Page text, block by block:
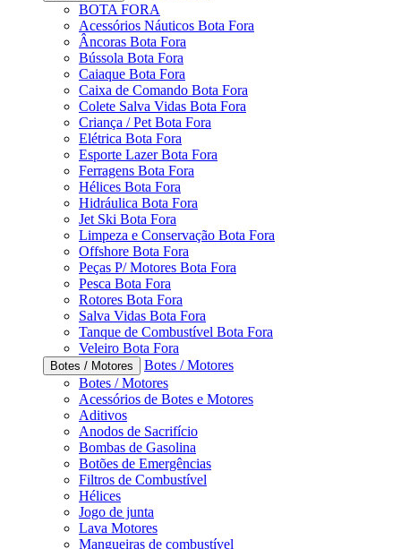
BOTA FORA
Acessórios Náuticos Bota Fora
Âncoras Bota Fora
Bússola Bota Fora
Caiaque Bota Fora
Caixa de Comando Bota Fora
Colete Salva Vidas Bota Fora
Criança / Pet Bota Fora
Elétrica Bota Fora
Esporte Lazer Bota Fora
Ferragens Bota Fora
Hélices Bota Fora
Hidráulica Bota Fora
Jet Ski Bota Fora
Limpeza e Conservação Bota Fora
Offshore Bota Fora
Peças P/ Motores Bota Fora
Pesca Bota Fora
Rotores Bota Fora
Salva Vidas Bota Fora
Tanque de Combustível Bota Fora
Veleiro Bota Fora
Botes / Motores
Botes / Motores
Botes / Motores
Acessórios de Botes e Motores
Aditivos
Anodos de Sacrifício
Bombas de Gasolina
Botões de Emergências
Filtros de Combustível
Hélices
Jogo de junta
Lava Motores
Mangueiras de combustível